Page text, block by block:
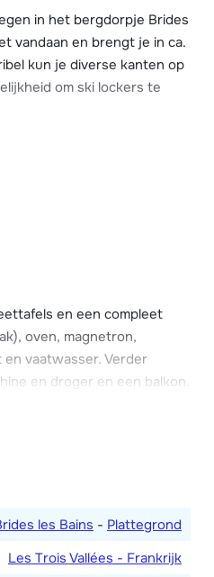
in het bergdorpje Brides
vandaan en brengt je in ca.
kun je diverse kanten op
om ski lockers te
Het centrum ligt op ca.
bevindt zich
met veel gebruik van hout
een open haard
eigen badkamer! Bij het
en een compleet
oven, magnetron,
vaatwasser. Verder
en droger en een balkon.
les Bains - Plattegrond
Les Trois Vallées - Frankrijk